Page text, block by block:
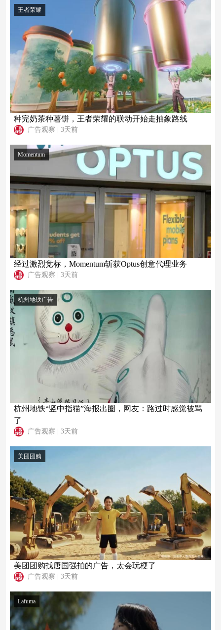
王者荣耀
种完奶茶种薯饼，王者荣耀的联动开始走抽象路线
广告观察 3天前
Momentum
经过激烈竞标，Momentum斩获Optus创意代理业务
广告观察 | 3天前
杭州地铁广告
杭州地铁“竖中指猫”海报出圈，网友：路过时感觉被骂
了
广告观察 3天前
美团团购
美团团购找唐国强拍的广告，太会玩梗了
广告观察 | 3天前
Lafuma